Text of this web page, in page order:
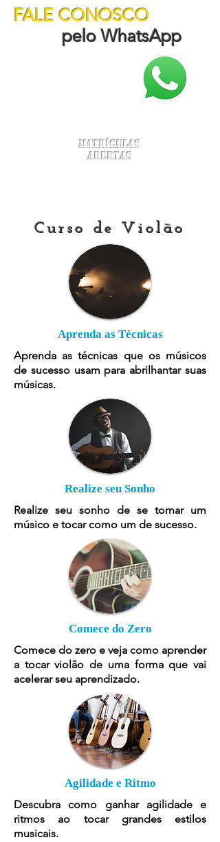
FALE CONOSCO
pelo WhatsApp
Matrículas
Abertas
Curso de Violão
Aprenda as Técnicas
Aprenda as técnicas que os músicos
de sucesso usam para abrilhantar suas
músicas.
Realize seu Sonho
Realize seu sonho de se tornar um
músico e tocar como um de sucesso.
Comece do Zero
Comece do zero e veja como aprender
a tocar violão de uma forma que vai
acelerar seu aprendizado.
Agilidade e Ritmo
Descubra como ganhar agilidade e
ritmos ao tocar grandes estilos
musicais.